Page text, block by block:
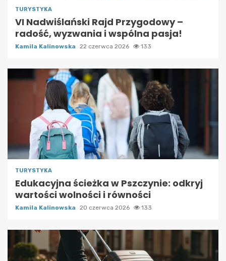
TURYSTYKA
VI Nadwiślański Rajd Przygodowy –
radość, wyzwania i wspólna pasja!
Kamila Kalinowska 22 czerwca 2026 133
TURYSTYKA
Edukacyjna ścieżka w Pszczynie: odkryj
wartości wolności i równości
Kamila Kalinowska 20 czerwca 2026 133